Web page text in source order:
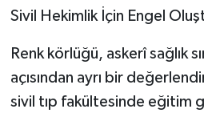
Sivil Hekimlik İçin Engel
Renk körlüğü, askerî sağlık
açısından ayrı bir
sivil tıp fakültesinde eğitim